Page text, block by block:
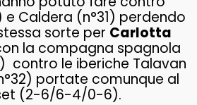
e Caldera (n°31) perdendo
sorte per Carlotta
la compagna spagnola
contro le iberiche Talavan
portate comunque al
(2-6/6-4/0-6).